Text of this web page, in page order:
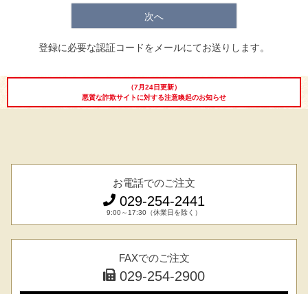
お中元ハムギフ
ト
次へ
登録に必要な認証コードをメールにてお送りします。
（7月24日更新）
悪質な詐欺サイトに対する注意喚起のお知らせ
お電話でのご注文
029-254-2441
9:00～17:30（休業日を除く）
FAXでのご注文
029-254-2900